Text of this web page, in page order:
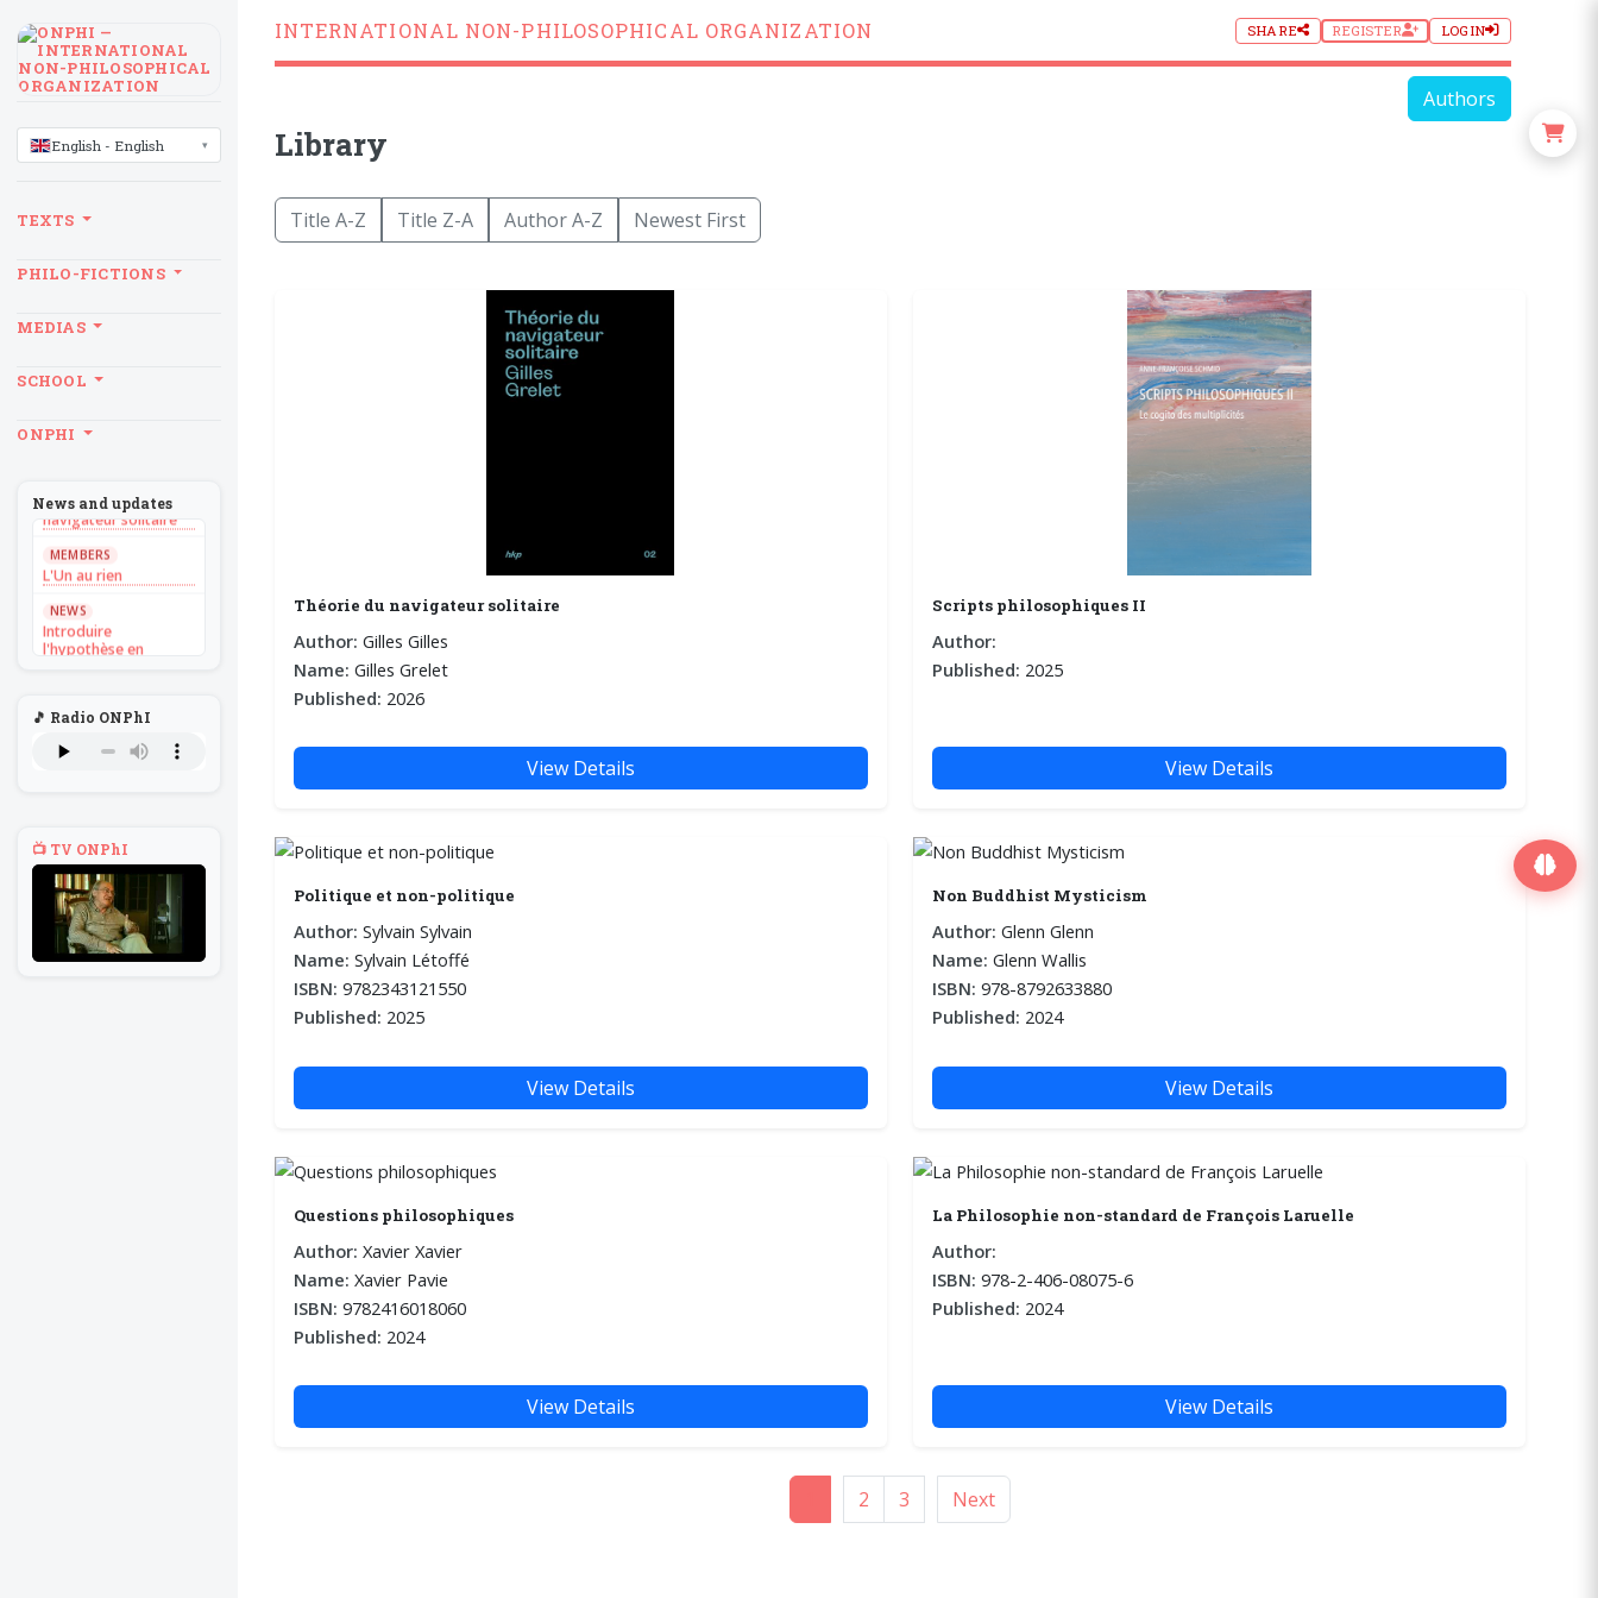
INTERNATIONAL NON-PHILOSOPHICAL ORGANIZATION SHARE REGISTER LOGIN
Authors
Library
Title A-Z Title Z-A Author A-Z Newest First
Théorie du navigateur solitaire
Author: Gilles Gilles
Name: Gilles Grelet
Published: 2026
View Details
Scripts philosophiques II
Author:
Published: 2025
View Details
Politique et non-politique
Author: Sylvain Sylvain
Name: Sylvain Létoffé
ISBN: 9782343121550
Published: 2025
View Details
Non Buddhist Mysticism
Author: Glenn Glenn
Name: Glenn Wallis
ISBN: 978-8792633880
Published: 2024
View Details
Questions philosophiques
Author: Xavier Xavier
Name: Xavier Pavie
ISBN: 9782416018060
Published: 2024
View Details
La Philosophie non-standard de François Laruelle
Author:
ISBN: 978-2-406-08075-6
Published: 2024
View Details
2 3 Next
LANGUAGE
English - English
TEXTS
PHILO-FICTIONS
MEDIAS
SCHOOL
ONPHI
News and updates
Sans recul
Théorie du
navigateur solitaire
MEMBERS
L'Un au rien
NEWS
Introduire
l'hypothèse en
Voltaire aurait mis ça
Théorie du
navigateur solitaire
MEMBERS
L'Un au rien
NEWS
🎵 Radio ONPhI
📺 TV ONPhI